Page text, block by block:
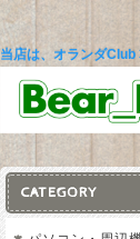
当店は、オランダ
CATEGORY